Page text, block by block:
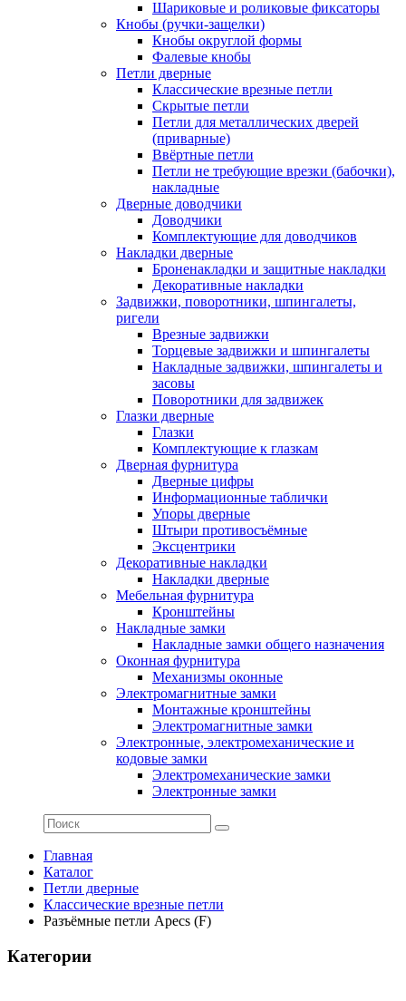
Шариковые и роликовые фиксаторы
Кнобы (ручки-защелки)
Кнобы округлой формы
Фалевые кнобы
Петли дверные
Классические врезные петли
Скрытые петли
Петли для металлических дверей
(приварные)
Ввёртные петли
Петли не требующие врезки (бабочки),
накладные
Дверные доводчики
Доводчики
Комплектующие для доводчиков
Накладки дверные
Броненакладки и защитные накладки
Декоративные накладки
Задвижки, поворотники, шпингалеты,
ригели
Врезные задвижки
Торцевые задвижки и шпингалеты
Накладные задвижки, шпингалеты и
засовы
Поворотники для задвижек
Глазки дверные
Глазки
Комплектующие к глазкам
Дверная фурнитура
Дверные цифры
Информационные таблички
Упоры дверные
Штыри противосъёмные
Эксцентрики
Декоративные накладки
Накладки дверные
Мебельная фурнитура
Кронштейны
Накладные замки
Накладные замки общего назначения
Оконная фурнитура
Механизмы оконные
Электромагнитные замки
Монтажные кронштейны
Электромагнитные замки
Электронные, электромеханические и
кодовые замки
Электромеханические замки
Электронные замки
Главная
Каталог
Петли дверные
Классические врезные петли
Разъёмные петли Apecs (F)
Категории